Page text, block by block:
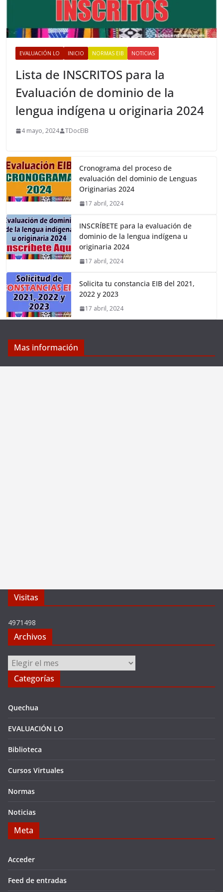
EVALUACIÓN LO INICIO NORMAS EIB NOTICIAS
Lista de INSCRITOS para la
Evaluación de dominio de la
lengua indígena u originaria 2024
4 mayo, 2024 TDocEIB
Cronograma del proceso de
evaluación del dominio de Lenguas
Originarias 2024
17 abril, 2024
INSCRÍBETE para la evaluación de
dominio de la lengua indígena u
originaria 2024
17 abril, 2024
Solicita tu constancia EIB del 2021,
2022 y 2023
17 abril, 2024
Mas información
Visitas
4971498
Archivos
Archivos
Categorías
Quechua
EVALUACIÓN LO
Biblioteca
Cursos Virtuales
Normas
Noticias
Meta
Acceder
Feed de entradas